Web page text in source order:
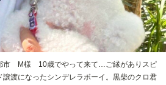
京都府宇治市伴野様へ。水溜りからの瀕死の状態で
助けられた兄妹猫。そんな仲良し2匹が離れる事な